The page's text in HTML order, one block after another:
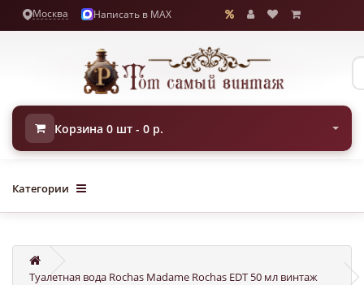
Москва Написать в MAX
Корзина 0 шт - 0 р.
Категории
Туалетная вода Rochas Madame Rochas EDT 50 мл винтаж